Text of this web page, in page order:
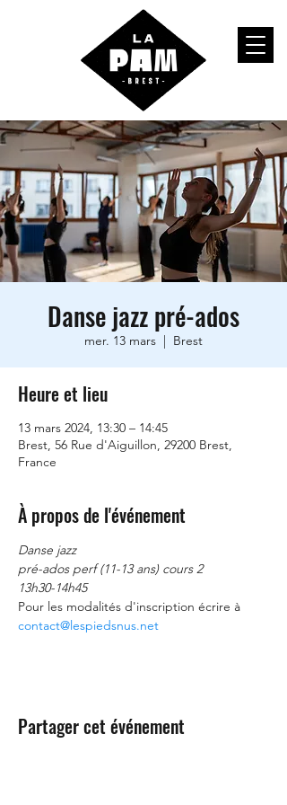
Danse jazz pré-ados
mer. 13 mars
  |
Brest
Heure et lieu
13 mars 2024, 13:30 – 14:45
Brest, 56 Rue d'Aiguillon, 29200 Brest,
France
À propos de l'événement
Danse jazz
pré-ados perf (11-13 ans) cours 2
13h30-14h45
Pour les modalités d'inscription écrire à
contact@lespiedsnus.net
Partager cet événement